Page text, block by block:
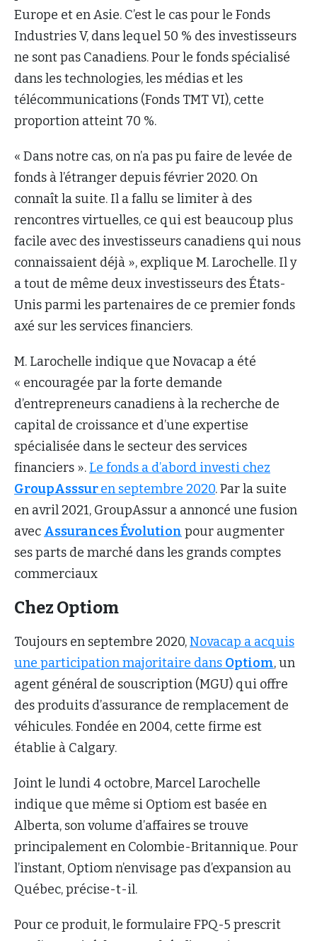
Europe et en Asie. C’est le cas pour le Fonds
Industries V, dans lequel 50 % des investisseurs
ne sont pas Canadiens. Pour le fonds spécialisé
dans les technologies, les médias et les
télécommunications (Fonds TMT VI), cette
proportion atteint 70 %.
« Dans notre cas, on n’a pas pu faire de levée de
fonds à l’étranger depuis février 2020. On
connaît la suite. Il a fallu se limiter à des
rencontres virtuelles, ce qui est beaucoup plus
facile avec des investisseurs canadiens qui nous
connaissaient déjà », explique M. Larochelle. Il y
a tout de même deux investisseurs des États-
Unis parmi les partenaires de ce premier fonds
axé sur les services financiers.
M. Larochelle indique que Novacap a été
« encouragée par la forte demande
d’entrepreneurs canadiens à la recherche de
capital de croissance et d’une expertise
spécialisée dans le secteur des services
financiers ». Le fonds a d’abord investi chez
GroupAsssuren septembre 2020. Par la suite
en avril 2021, GroupAssur a annoncé une fusion
avec Assurances Évolution pour augmenter
ses parts de marché dans les grands comptes
commerciaux
Chez Optiom
Toujours en septembre 2020,Novacap a acquis
une participation majoritaire dans Optiom, un
agent général de souscription (MGU) qui offre
des produits d’assurance de remplacement de
véhicules. Fondée en 2004, cette firme est
établie à Calgary.
Joint le lundi 4 octobre, Marcel Larochelle
indique que même si Optiom est basée en
Alberta, son volume d’affaires se trouve
principalement en Colombie-Britannique. Pour
l’instant, Optiom n’envisage pas d’expansion au
Québec, précise-t-il.
Pour ce produit, le formulaire FPQ-5 prescrit